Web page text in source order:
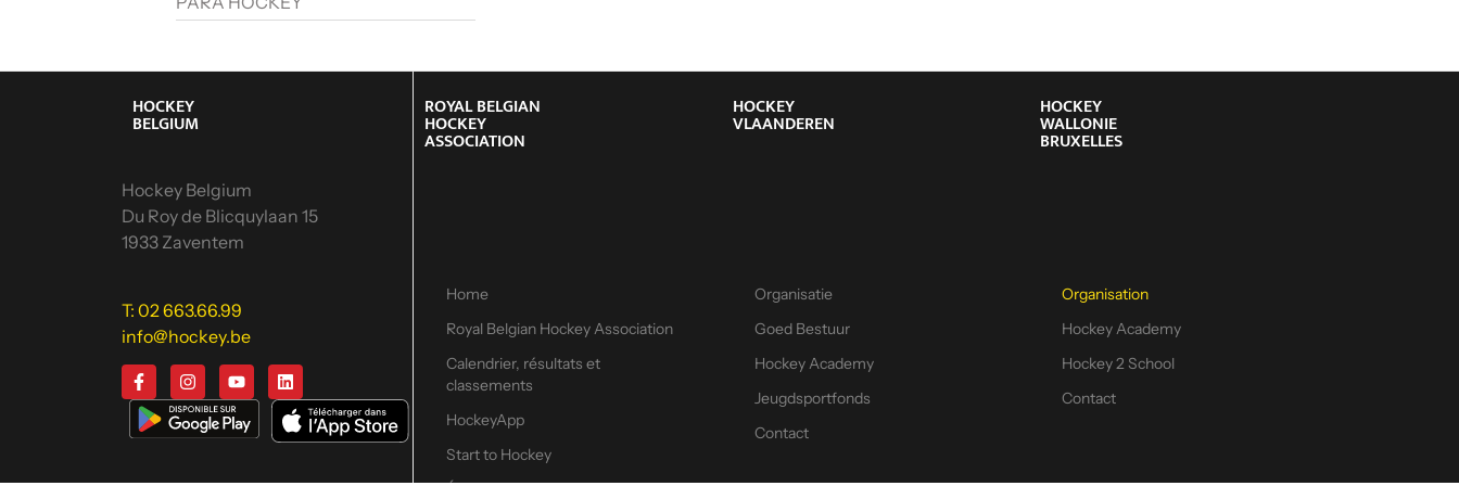
HOCKEY
BELGIUM
Hockey Belgium
Du Roy de Blicquylaan 15
1933 Zaventem
T: 02 663.66.99
info@hockey.be
ROYAL BELGIAN
HOCKEY
ASSOCIATION
Home
Royal Belgian Hockey Association
Calendrier, résultats et
classements
HockeyApp
Start to Hockey
HOCKEY
VLAANDEREN
Organisatie
Goed Bestuur
Hockey Academy
Jeugdsportfonds
Contact
HOCKEY
WALLONIE
BRUXELLES
Organisation
Hockey Academy
Hockey 2 School
Contact